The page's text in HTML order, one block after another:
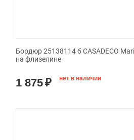
Бордюр 25138114 б CASADECO
на флизелине
1 875₽ нет в наличии